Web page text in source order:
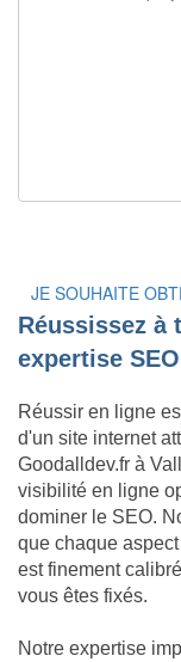
JE SOUHAITE
Réussissez à
expertise
Réussir en ligne
d'un site internet
Goodalldev.fr à
visibilité en ligne
dominer le SEO.
que chaque
est finement
vous êtes fixés.
Notre expertise